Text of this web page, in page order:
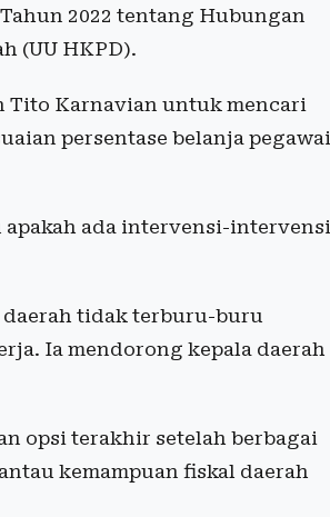
2022 tentang Hubungan
(UU HKPD).
Tito Karnavian untuk mencari
persentase belanja pegawai
apakah ada intervensi-intervensi
tidak terburu-buru
Ia mendorong kepala daerah
opsi terakhir setelah berbagai
kemampuan fiskal daerah